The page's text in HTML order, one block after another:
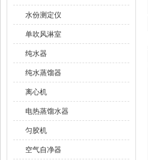
水份测定仪
单吹风淋室
纯水器
纯水蒸馏器
离心机
电热蒸馏水器
匀胶机
空气自净器